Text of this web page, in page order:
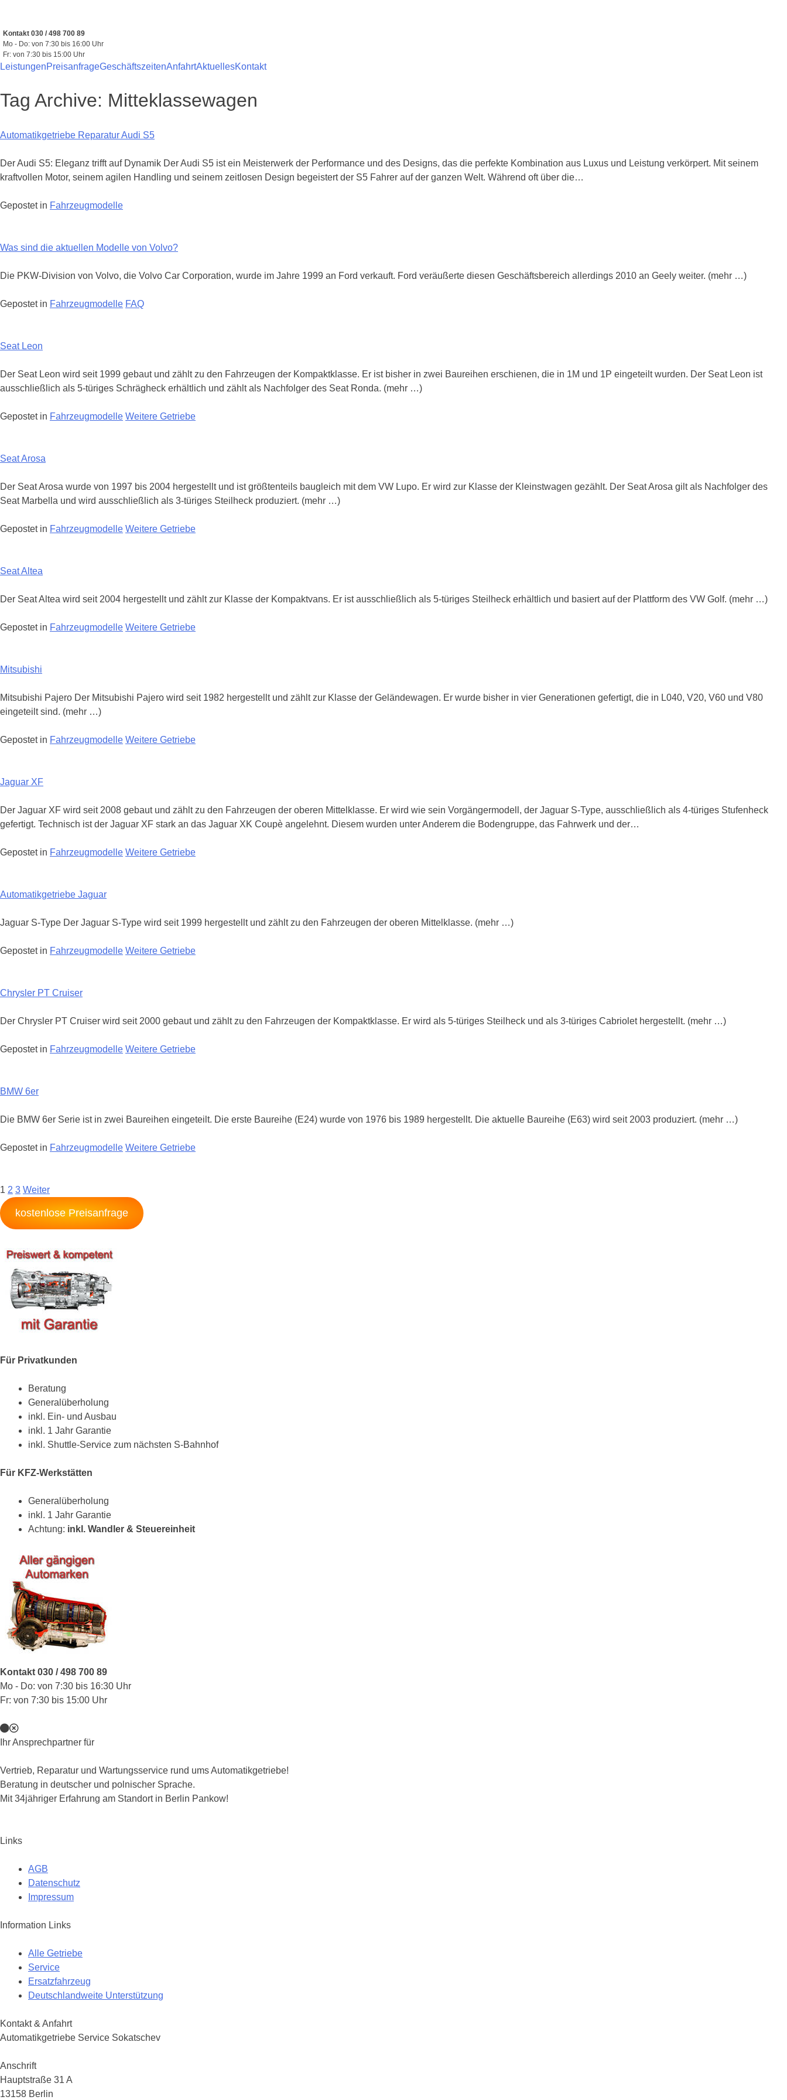
springen
Kontakt 030 / 498 700 89
Mo - Do: von 7:30 bis 16:00 Uhr
Fr: von 7:30 bis 15:00 Uhr
LeistungenPreisanfrageGeschäftszeitenAnfahrtAktuellesKontakt
Tag Archive: Mitteklassewagen
Automatikgetriebe Reparatur Audi S5
Der Audi S5: Eleganz trifft auf Dynamik Der Audi S5 ist ein Meisterwerk der Performance und des Designs, das die perfekte Kombination aus Luxus und Leistung verkörpert. Mit seinem
kraftvollen Motor, seinem agilen Handling und seinem zeitlosen Design begeistert der S5 Fahrer auf der ganzen Welt. Während oft über die…
Gepostet in Fahrzeugmodelle
Was sind die aktuellen Modelle von Volvo?
Die PKW-Division von Volvo, die Volvo Car Corporation, wurde im Jahre 1999 an Ford verkauft. Ford veräußerte diesen Geschäftsbereich allerdings 2010 an Geely weiter. (mehr …)
Gepostet in Fahrzeugmodelle FAQ
Seat Leon
Der Seat Leon wird seit 1999 gebaut und zählt zu den Fahrzeugen der Kompaktklasse. Er ist bisher in zwei Baureihen erschienen, die in 1M und 1P eingeteilt wurden. Der Seat Leon ist
ausschließlich als 5-türiges Schrägheck erhältlich und zählt als Nachfolger des Seat Ronda. (mehr …)
Gepostet in Fahrzeugmodelle Weitere Getriebe
Seat Arosa
Der Seat Arosa wurde von 1997 bis 2004 hergestellt und ist größtenteils baugleich mit dem VW Lupo. Er wird zur Klasse der Kleinstwagen gezählt. Der Seat Arosa gilt als Nachfolger des
Seat Marbella und wird ausschließlich als 3-türiges Steilheck produziert. (mehr …)
Gepostet in Fahrzeugmodelle Weitere Getriebe
Seat Altea
Der Seat Altea wird seit 2004 hergestellt und zählt zur Klasse der Kompaktvans. Er ist ausschließlich als 5-türiges Steilheck erhältlich und basiert auf der Plattform des VW Golf. (mehr …)
Gepostet in Fahrzeugmodelle Weitere Getriebe
Mitsubishi
Mitsubishi Pajero Der Mitsubishi Pajero wird seit 1982 hergestellt und zählt zur Klasse der Geländewagen. Er wurde bisher in vier Generationen gefertigt, die in L040, V20, V60 und V80
eingeteilt sind. (mehr …)
Gepostet in Fahrzeugmodelle Weitere Getriebe
Jaguar XF
Der Jaguar XF wird seit 2008 gebaut und zählt zu den Fahrzeugen der oberen Mittelklasse. Er wird wie sein Vorgängermodell, der Jaguar S-Type, ausschließlich als 4-türiges Stufenheck
gefertigt. Technisch ist der Jaguar XF stark an das Jaguar XK Coupè angelehnt. Diesem wurden unter Anderem die Bodengruppe, das Fahrwerk und der…
Gepostet in Fahrzeugmodelle Weitere Getriebe
Automatikgetriebe Jaguar
Jaguar S-Type Der Jaguar S-Type wird seit 1999 hergestellt und zählt zu den Fahrzeugen der oberen Mittelklasse. (mehr …)
Gepostet in Fahrzeugmodelle Weitere Getriebe
Chrysler PT Cruiser
Der Chrysler PT Cruiser wird seit 2000 gebaut und zählt zu den Fahrzeugen der Kompaktklasse. Er wird als 5-türiges Steilheck und als 3-türiges Cabriolet hergestellt. (mehr …)
Gepostet in Fahrzeugmodelle Weitere Getriebe
BMW 6er
Die BMW 6er Serie ist in zwei Baureihen eingeteilt. Die erste Baureihe (E24) wurde von 1976 bis 1989 hergestellt. Die aktuelle Baureihe (E63) wird seit 2003 produziert. (mehr …)
Gepostet in Fahrzeugmodelle Weitere Getriebe
Posts
Navigation
1 2 3 Weiter
kostenlose Preisanfrage
Für Privatkunden
Beratung
Generalüberholung
inkl. Ein- und Ausbau
inkl. 1 Jahr Garantie
inkl. Shuttle-Service zum nächsten S-Bahnhof
Für KFZ-Werkstätten
Generalüberholung
inkl. 1 Jahr Garantie
Achtung: inkl. Wandler & Steuereinheit
Kontakt 030 / 498 700 89
Mo - Do: von 7:30 bis 16:30 Uhr
Fr: von 7:30 bis 15:00 Uhr
Ihr Ansprechpartner für
Vertrieb, Reparatur und Wartungsservice rund ums Automatikgetriebe!
Beratung in deutscher und polnischer Sprache.
Mit 34jähriger Erfahrung am Standort in Berlin Pankow!
Links
AGB
Datenschutz
Impressum
Information Links
Alle Getriebe
Service
Ersatzfahrzeug
Deutschlandweite Unterstützung
Kontakt & Anfahrt
Automatikgetriebe Service Sokatschev
Anschrift
Hauptstraße 31 A
13158 Berlin